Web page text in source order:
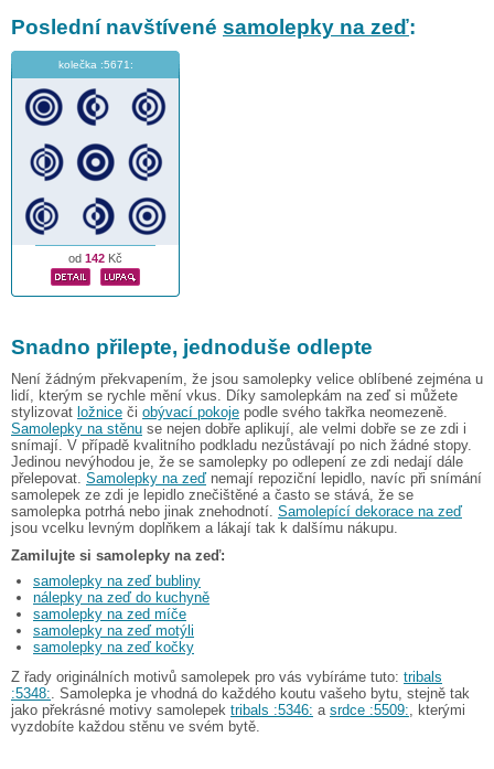
Poslední navštívené samolepky na zeď:
kolečka :5671:
od 142 Kč
Snadno přilepte, jednoduše odlepte
Není žádným překvapením, že jsou samolepky velice oblíbené zejména u
lidí, kterým se rychle mění vkus. Díky samolepkám na zeď si můžete
stylizovat ložnice či obývací pokoje podle svého takřka neomezeně.
Samolepky na stěnu se nejen dobře aplikují, ale velmi dobře se ze zdi i
snímají. V případě kvalitního podkladu nezůstávají po nich žádné stopy.
Jedinou nevýhodou je, že se samolepky po odlepení ze zdi nedají dále
přelepovat. Samolepky na zeďnemají repoziční lepidlo, navíc při snímání
samolepek ze zdi je lepidlo znečištěné a často se stává, že se
samolepka potrhá nebo jinak znehodnotí. Samolepící dekorace na zeď
jsou vcelku levným doplňkem a lákají tak k dalšímu nákupu.
Zamilujte si samolepky na zeď:
samolepky na zeď bubliny
nálepky na zeď do kuchyně
samolepky na zed míče
samolepky na zeď motýli
samolepky na zeď kočky
Z řady originálních motivů samolepek pro vás vybíráme tuto: tribals
:5348:. Samolepka je vhodná do každého koutu vašeho bytu, stejně tak
jako překrásné motivy samolepek tribals :5346: a srdce :5509:, kterými
vyzdobíte každou stěnu ve svém bytě.